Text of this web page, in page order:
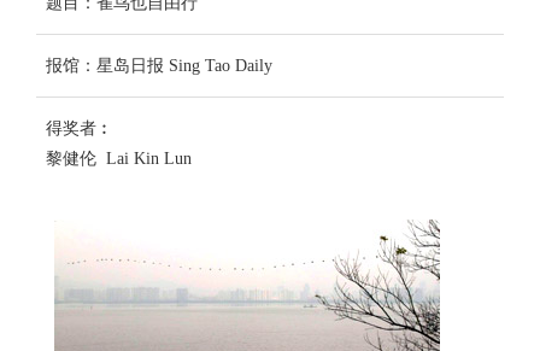
报馆：星岛日报 Sing Tao Daily
得奖者︰
黎健伦 Lai Kin Lun